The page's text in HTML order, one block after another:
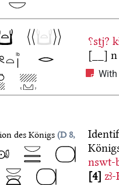
⸮sṯj?
[__] n
des Königs D 8,
nswt-
4